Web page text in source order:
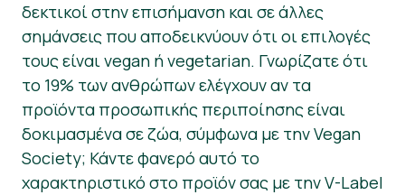
δεκτικοί στην επισήμανση και σε άλλες
σημάνσεις που αποδεικνύουν ότι οι επιλογές
τους είναι vegan ή vegetarian. Γνωρίζατε ότι
το 19% των ανθρώπων ελέγχουν αν τα
προϊόντα προσωπικής περιποίησης είναι
δοκιμασμένα σε ζώα, σύμφωνα με την Vegan
Society; Κάντε φανερό αυτό το
χαρακτηριστικό στο προϊόν σας με την V-Label